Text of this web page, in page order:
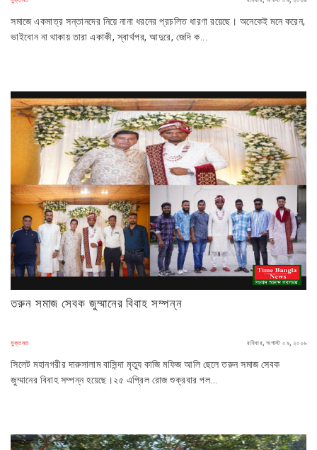
সমাজে একমাত্র সন্তানদের নিয়ে নানা ধরনের প্রচলিত ধারণা রয়েছে। অনেকেই মনে করেন,
ভাইবোন না থাকায় তারা একাকী, স্বার্থপর, আদুরে, জেদি ক...
তরুন সমাজ সেবক জুম্মানের বিবাহ সম্পন্ন
মুক্তমত রবিবার, অগাস্ট ০৯, ২০২৬
সিলেট মহানগরীর দারুসালাম বাসিন্দা মৃত্যু কাজি মফিজ আলি ছেলে তরুন সমাজ সেবক
জুম্মানের বিবাহ সম্পন্ন হয়েছে।২৫ এপ্রিল রোজ শুক্রবার পল...